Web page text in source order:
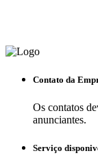
Contato da
Os contatos
anunciantes.
Serviço